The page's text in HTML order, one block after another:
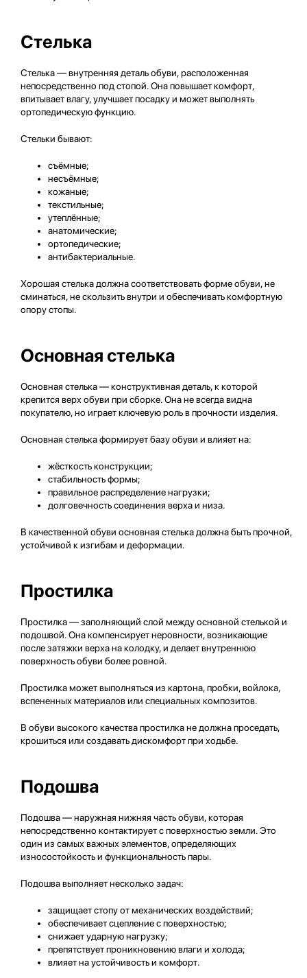
Стелька
Стелька — внутренняя деталь обуви, расположенная
непосредственно под стопой. Она повышает комфорт,
впитывает влагу, улучшает посадку и может выполнять
ортопедическую функцию.
Стельки бывают:
съёмные;
несъёмные;
кожаные;
текстильные;
утеплённые;
анатомические;
ортопедические;
антибактериальные.
Хорошая стелька должна соответствовать форме обуви, не
сминаться, не скользить внутри и обеспечивать комфортную
опору стопы.
Основная стелька
Основная стелька — конструктивная деталь, к которой
крепится верх обуви при сборке. Она не всегда видна
покупателю, но играет ключевую роль в прочности изделия.
Основная стелька формирует базу обуви и влияет на:
жёсткость конструкции;
стабильность формы;
правильное распределение нагрузки;
долговечность соединения верха и низа.
В качественной обуви основная стелька должна быть прочной,
устойчивой к изгибам и деформации.
Простилка
Простилка — заполняющий слой между основной стелькой и
подошвой. Она компенсирует неровности, возникающие
после затяжки верха на колодку, и делает внутреннюю
поверхность обуви более ровной.
Простилка может выполняться из картона, пробки, войлока,
вспененных материалов или специальных композитов.
В обуви высокого качества простилка не должна проседать,
крошиться или создавать дискомфорт при ходьбе.
Подошва
Подошва — наружная нижняя часть обуви, которая
непосредственно контактирует с поверхностью земли. Это
один из самых важных элементов, определяющих
износостойкость и функциональность пары.
Подошва выполняет несколько задач:
защищает стопу от механических воздействий;
обеспечивает сцепление с поверхностью;
снижает ударную нагрузку;
препятствует проникновению влаги и холода;
влияет на устойчивость и комфорт.